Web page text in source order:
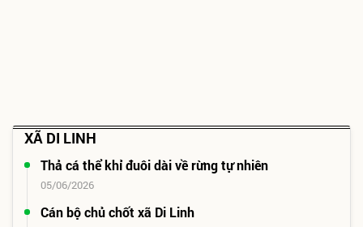
XÃ DI LINH
Thả cá thể khỉ đuôi dài về rừng tự nhiên
05/06/2026
Cán bộ chủ chốt xã Di Linh